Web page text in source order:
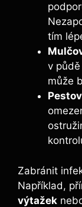
tím
v
může
Zabránit
Například,
výtažek